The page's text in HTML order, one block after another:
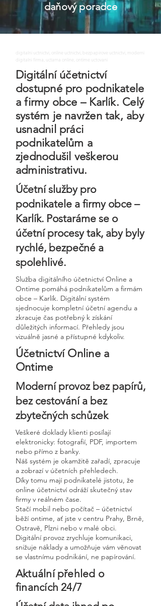
daňový poradce
digitalni uctnictvi, online uctnictvi, bezpapirove uctnictvi, moderni
digitalni firma, uctarna online, ontime uctovani
Digitální účetnictví
dostupné pro podnikatele
a firmy obce – Karlík. Celý
systém je navržen tak, aby
usnadnil práci
podnikatelům a
zjednodušil veškerou
administrativu.
Účetní služby pro
podnikatele a firmy obce –
Karlík. Postaráme se o
účetní procesy tak, aby byly
rychlé, bezpečné a
spolehlivé.
Služba digitálního účetnictví Online a
Ontime pomáhá podnikatelům a firmám
obce – Karlík. Digitální systém
sjednocuje kompletní účetní agendu a
zkracuje čas potřebný k získání
důležitých informací. Přehledy jsou
vizuálně jasné a přístupné kdykoliv.
Účetnictví Online a
Ontime
Moderní provoz bez papírů,
bez cestování a bez
zbytečných schůzek
Veškeré doklady klienti posílají
elektronicky: fotografií, PDF, importem
nebo přímo z banky.
Náš systém je okamžitě zařadí, zpracuje
a zobrazí v účetních přehledech.
Díky tomu mají podnikatelé jistotu, že
online účetnictví odráží skutečný stav
firmy v reálném čase.
Stačí mobil nebo počítač – účetnictví
běží ontime, ať jste v centru Prahy, Brně,
Ostravě, Plzni nebo v malé obci.
Digitální provoz zrychluje komunikaci,
snižuje náklady a umožňuje vám věnovat
se vlastnímu podnikání, ne papírování.
Aktuální přehled o
financích 24/7